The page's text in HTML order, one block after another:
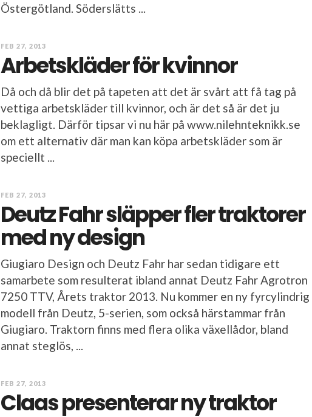
Östergötland. Söderslätts ...
FEB 27, 2013
Arbetskläder för kvinnor
Då och då blir det på tapeten att det är svårt att få tag på
vettiga arbetskläder till kvinnor, och är det så är det ju
beklagligt. Därför tipsar vi nu här på www.nilehnteknikk.se
om ett alternativ där man kan köpa arbetskläder som är
speciellt ...
FEB 27, 2013
Deutz Fahr släpper fler traktorer
med ny design
Giugiaro Design och Deutz Fahr har sedan tidigare ett
samarbete som resulterat ibland annat Deutz Fahr Agrotron
7250 TTV, Årets traktor 2013. Nu kommer en ny fyrcylindrig
modell från Deutz, 5-serien, som också härstammar från
Giugiaro. Traktorn finns med flera olika växellådor, bland
annat steglös, ...
FEB 27, 2013
Claas presenterar ny traktor